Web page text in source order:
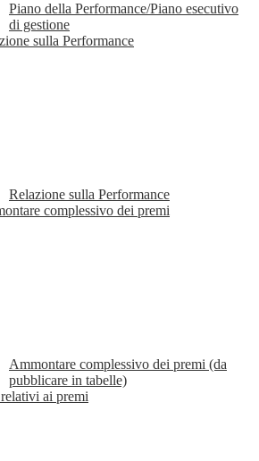
Piano della Performance/Piano esecutivo
di gestione
sulla Performance
Relazione sulla Performance
complessivo dei premi
Ammontare complessivo dei premi (da
pubblicare in tabelle)
ai premi